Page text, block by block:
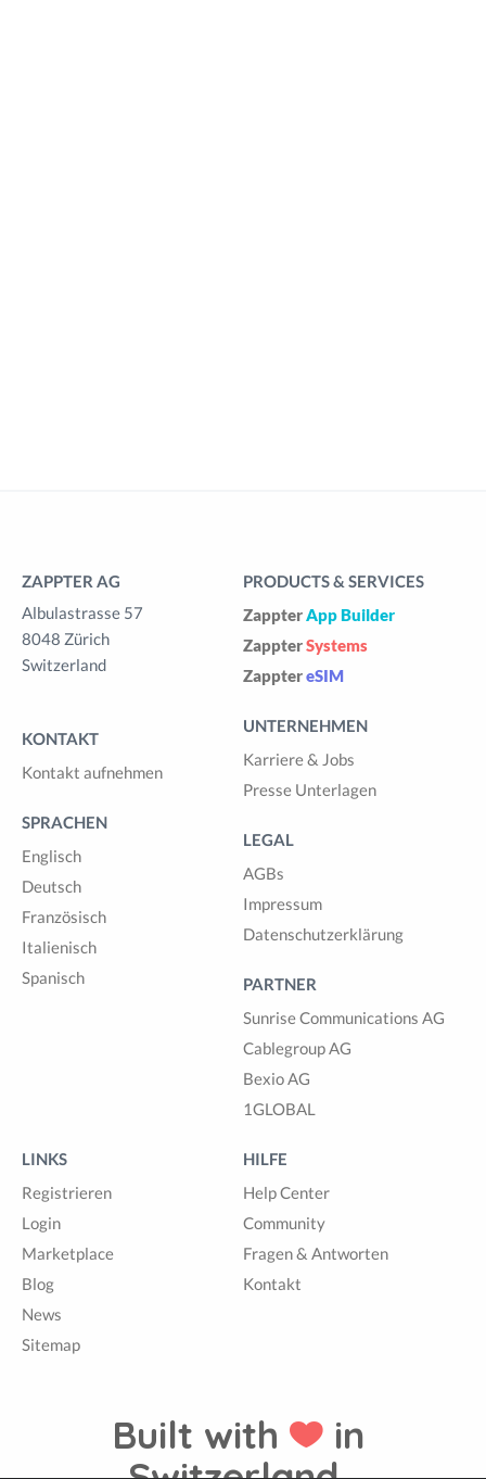
ZAPPTER AG
Albulastrasse 57
8048 Zürich
Switzerland
KONTAKT
Kontakt aufnehmen
SPRACHEN
Englisch
Deutsch
Französisch
Italienisch
Spanisch
PRODUCTS & SERVICES
ZappterApp Builder
ZappterSystems
ZapptereSIM
UNTERNEHMEN
Karriere & Jobs
Presse Unterlagen
LEGAL
AGBs
Impressum
Datenschutzerklärung
PARTNER
Sunrise Communications AG
Cablegroup AG
Bexio AG
1GLOBAL
LINKS
Registrieren
Login
Marketplace
Blog
News
Sitemap
HILFE
Help Center
Community
Fragen & Antworten
Kontakt
Built with
in